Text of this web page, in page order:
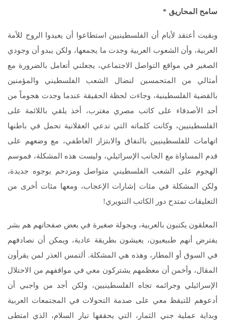
سامح المحاريق *
وبقيت أعتقد لأيام أن الفلسطينيين استطاعوا أن يعيدوا الروح للأمة
العربية، وأن الشعوب العربية وجدت ما يجمعها، ولكن يبدو أن وجودي
الصغير في مواقع التواصل الاجتماعي، يجعلني أتعامل بالضرورة مع
أمثالي من المتحمسين لنضال الشعب الفلسطيني والمؤمنين
بالقضية الفلسطينية، وجاءت لحظة الحقيقة عندما وجدت هجوماً من
أحد الأصدقاء على كاتب مصري مغترب، أخذ يلقي باللائمة على
الفلسطينيين، وكانت كلماته التي تدعي العقلانية تحمل في باطنها
اتهامات للفلسطينيين بالنفاق والابتزاز العاطفي، مع وضعهم على
قدم المساواة مع الجانب الإسرائيلي، وليست هذه المشكلة، فموسم
الهجوم على الشعب الفلسطيني متواصل ومزدحم بوجوه جديدة،
ولكن المشكلة في مئات إشارات الإعجاب، ومعها مئات أخرى من
التعليقات تمتدح دور الكاتب التنويري!
المعلقون يكتبون بالعربية، وبجولة صغيرة في بعض صفحاتهم هم بشر
يفترض أنهم طبيعيون، يعيشون بطريقة عادية، ويمكن أن نصادفهم
في السوق أو المطار، وهذه هي المشكلة. ألتمس العذر لمن يقرأون
المقال، وأخمن أن معظمهم يشتركون معي في مواقفهم من الاحتلال
الإسرائيلي وجرائمه تجاه الفلسطينيين، ولكن أجد من واجبي أن
أدعوهم للتيقظ معي على صدمة التحولات في المجتمعات العربية
وبداية عملية جني الثمار، التي يحققها تيار السلام، الذي امتطى